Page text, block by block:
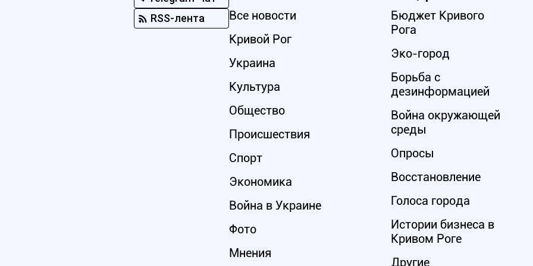
RSS-лента
Все новости
Кривой Рог
Украина
Культура
Общество
Происшествия
Спорт
Экономика
Война в Украине
Фото
Мнения
Бюджет Кривого
Рога
Эко-город
Борьба с
дезинформацией
Война окружающей
среды
Опросы
Восстановление
Голоса города
Истории бизнеса в
Кривом Роге
Другие